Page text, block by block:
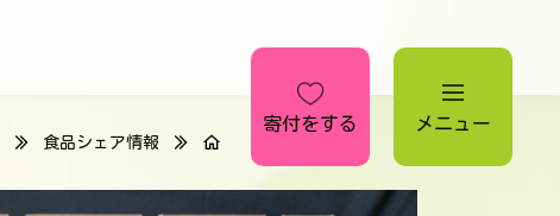
寄付をする メニュー
食品シェア情報